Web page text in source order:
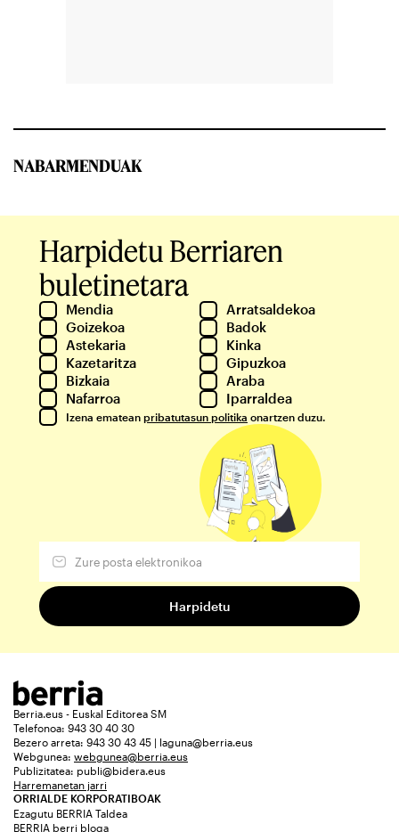
NABARMENDUAK
Harpidetu Berriaren
buletinetara
Mendia
Arratsaldekoa
Goizekoa
Badok
Astekaria
Kinka
Kazetaritza
Gipuzkoa
Bizkaia
Araba
Nafarroa
Iparraldea
Izena ematean pribatutasun politika onartzen duzu.
Berria.eus - Euskal Editorea SM
Telefonoa: 943 30 40 30
Bezero arreta: 943 30 43 45 | laguna@berria.eus
Webgunea: webgunea@berria.eus
Publizitatea: publi@bidera.eus
Harremanetan jarri
ORRIALDE KORPORATIBOAK
Ezagutu BERRIA Taldea
BERRIA berri bloga